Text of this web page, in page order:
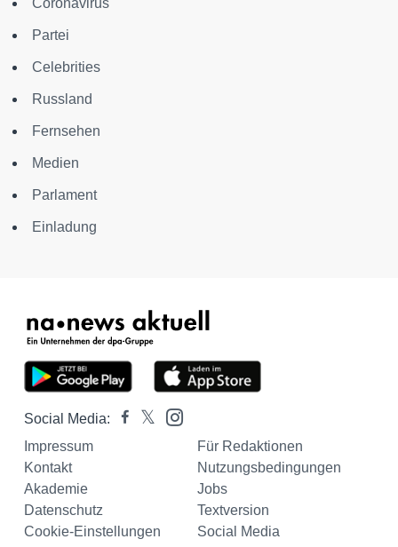
Coronavirus
Partei
Celebrities
Russland
Fernsehen
Medien
Parlament
Einladung
Social Media:
Impressum
Für Redaktionen
Kontakt
Nutzungsbedingungen
Akademie
Jobs
Datenschutz
Textversion
Cookie-Einstellungen
Social Media